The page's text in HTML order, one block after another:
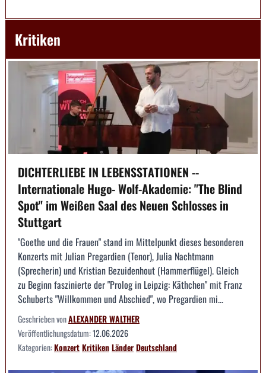
Kritiken
DICHTERLIEBE IN LEBENSSTATIONEN --
Internationale Hugo- Wolf-Akademie: "The Blind
Spot" im Weißen Saal des Neuen Schlosses in
Stuttgart
"Goethe und die Frauen" stand im Mittelpunkt dieses besonderen
Konzerts mit Julian Pregardien (Tenor), Julia Nachtmann
(Sprecherin) und Kristian Bezuidenhout (Hammerflügel). Gleich
zu Beginn faszinierte der "Prolog in Leipzig: Käthchen" mit Franz
Schuberts "Willkommen und Abschied", wo Pregardien mi...
Geschrieben vonALEXANDER WALTHER
Veröffentlichungsdatum:12.06.2026
Kategorien:KonzertKritikenLänderDeutschland